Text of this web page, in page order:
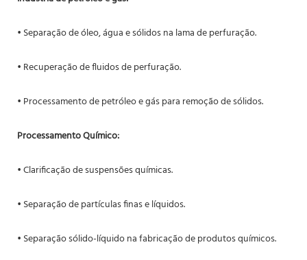
• Separação de óleo, água e sólidos na lama de perfuração.
• Recuperação de fluidos de perfuração.
• Processamento de petróleo e gás para remoção de sólidos.
Processamento Químico:
• Clarificação de suspensões químicas.
• Separação de partículas finas e líquidos.
• Separação sólido-líquido na fabricação de produtos químicos.